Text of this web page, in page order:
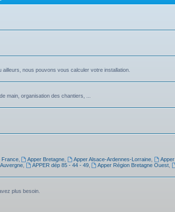
nous pouvons vous calculer votre installation.
main, organisation des chantiers, ...
France, Apper Bretagne Apper Alsace-Ardennes-Lorraine
Apper
, APPER dép 85 - 44 - 49, Apper Région Bretagne Ouest
plus besoin.